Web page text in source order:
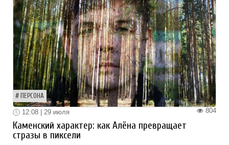
ПЕРСОНА
804
12:08 | 29 июля
Каменский характер: как Алёна превращает
стразы в пиксели